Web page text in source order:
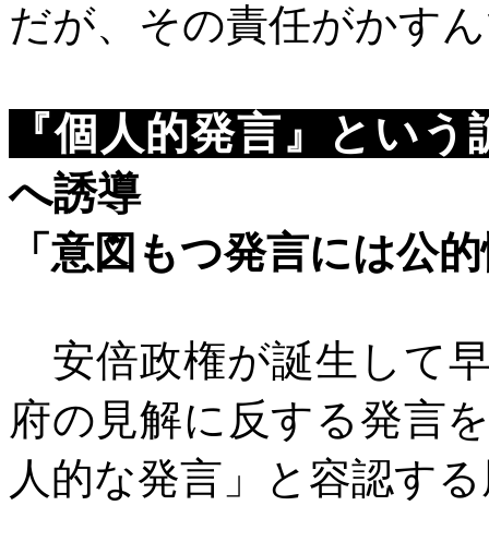
だが、その責任がかす
『個人的発言』という
へ誘導
「意図もつ発言には公
安倍政権が誕生して
府の見解に反する発言
人的な発言」と容認す